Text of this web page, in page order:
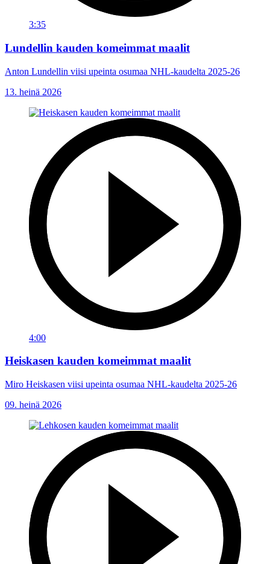
3:35
Lundellin kauden komeimmat maalit
Anton Lundellin viisi upeinta osumaa NHL-kaudelta 2025-26
13. heinä 2026
4:00
Heiskasen kauden komeimmat maalit
Miro Heiskasen viisi upeinta osumaa NHL-kaudelta 2025-26
09. heinä 2026